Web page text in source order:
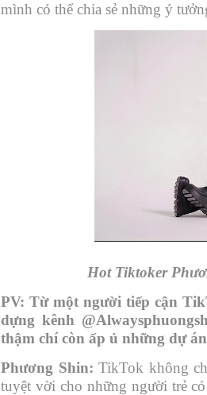
mình có thể chia sẻ những ý
Hot Tiktoker
PV: Từ một người tiếp cận
dựng kênh
thậm chí còn ấp ủ những dự
Phương Shin: TikTok không
tuyệt vời cho những người trẻ